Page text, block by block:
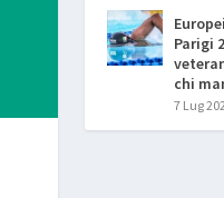
Parigi
chi
7 Lug